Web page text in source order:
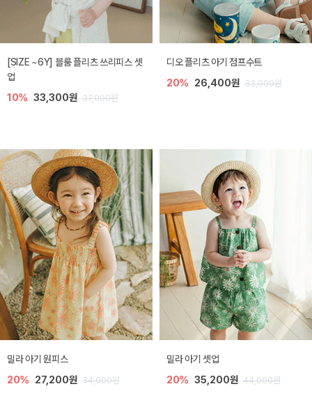
[SIZE ~6Y] 블룸 플리츠 쓰리피스 셋
업
10% 33,300원 37,000원
디오 플리츠 아기 점프수트
20% 26,400원 33,000원
밀라 아기 원피스
20% 27,200원 34,000원
밀라 아기 셋업
20% 35,200원 44,000원